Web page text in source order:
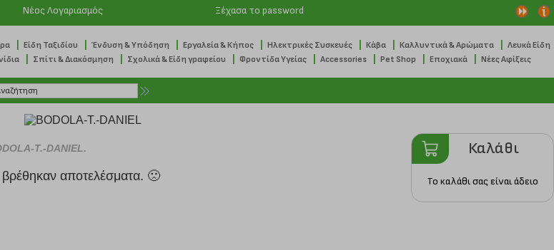
Νέος Λογαριασμός Ξέχασα το password
Είδη Ταξιδίου Ένδυση & Υπόδηση Εργαλεία & Κήπος Ηλεκτρικές Συσκευές Κάβα Καλλυντικά & Αρώματα Λευκά Είδη
Σπίτι & Διακόσμηση Σχολικά & Είδη γραφείου Φροντίδα Υγείας Accessories Pet Shop Εποχιακά Νέες Αφίξεις
T.-DANIEL.
αποτελέσματα. 🙁
Καλάθι
Το καλάθι σας είναι άδειο